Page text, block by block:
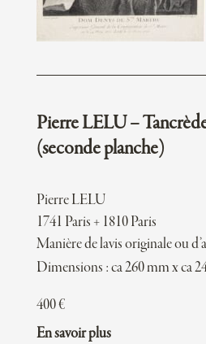
Pierre LELU –
(seconde planche)
Pierre LELU
1741 Paris + 1810 Paris
Manière de lavis originale ou
Dimensions : ca 260 mm x ca
400€
En savoir plus